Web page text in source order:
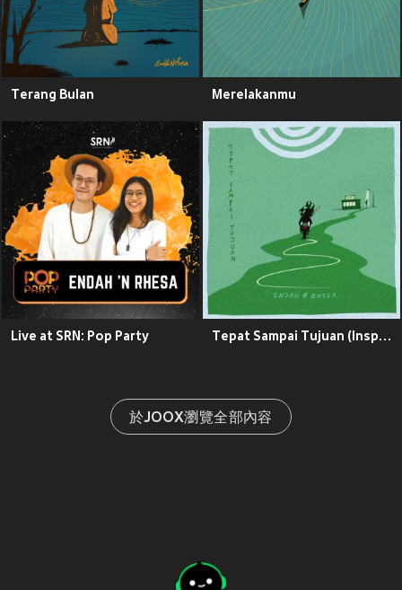
Terang Bulan Merelakanmu
Live at SRN: Pop Party Tepat Sampai Tujuan (Inspired by Cerita Gojek)
於JOOX瀏覽全部內容